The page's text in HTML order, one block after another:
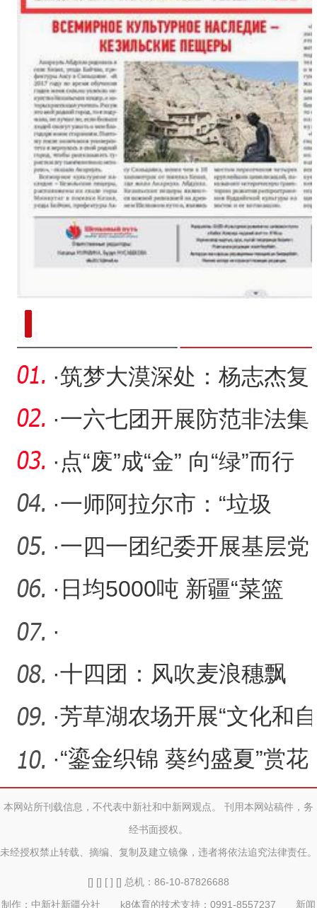
·筑梦大漠深处：杨志杰复
原丝路文化记忆
·一六七团开展防范非法集
资宣传活动
· 点“废”成“金” 向“绿”而行
·一师阿拉尔市：“垃圾
山”生态治理变花海
·一四一团纪委开展基层党
支部党风廉政现场交叉检
查
· 日均5000吨 新疆“菜篮
子”持续发挥保供稳价作用
·
·十四团：风吹麦浪穗飘
香，遍地金黄收割忙
·芳草湖农场开展“文化和自
然遗产日”展演活动
·“鎏金织锦 葵约盛夏”赏花
活动吸引众多游客
本网站所刊载信息，不代表中新社和中新网观点。 刊用本网站稿件，务
经书面授权。
未经授权禁止转载、摘编、复制及建立镜像，违者将依法追究法律责任。
[] [] [ ] [] 总机：86-10-87826688
制作：中新社新疆分社 k8体育的技术支持：0991-8557237 新闻